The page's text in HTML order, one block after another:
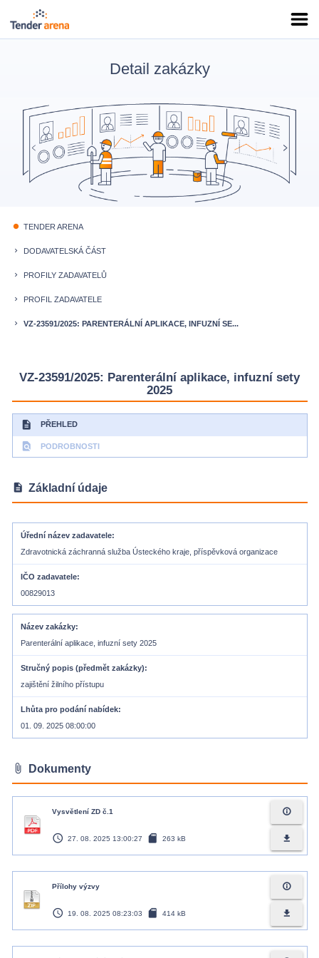
Detail zakázky
fiber_manual_record TENDER ARENA
keyboard_arrow_right DODAVATELSKÁ ČÁST
keyboard_arrow_right PROFILY ZADAVATELŮ
keyboard_arrow_right PROFIL ZADAVATELE
keyboard_arrow_right VZ-23591/2025: PARENTERÁLNÍ APLIKACE, INFUZNÍ SE...
VZ-23591/2025: Parenterální aplikace, infuzní sety
2025
description PŘEHLED
find_in_page PODROBNOSTI
description Základní údaje
Úřední název zadavatele
Zdravotnická záchranná služba Ústeckého kraje, příspěvková organizace
IČO zadavatele
00829013
Název zakázky
Parenterální aplikace, infuzní sety 2025
Stručný popis (předmět zakázky)
zajištění žilního přístupu
Lhůta pro podání nabídek
01. 09. 2025 08:00:00
attach_file Dokumenty
Vysvětlení ZD č.1
access_time 27. 08. 2025 13:00:27 sd_card 263 kB
info_outline
file_download
Přílohy výzvy
access_time 19. 08. 2025 08:23:03 sd_card 414 kB
info_outline
file_download